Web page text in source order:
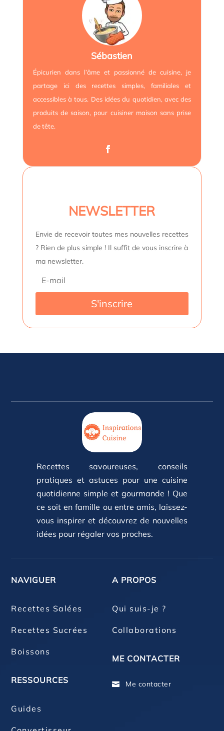
Sébastien
Épicurien dans l’âme et passionné de cuisine, je
partage ici des recettes simples, familiales et
accessibles à tous. Des idées du quotidien, avec des
produits de saison, pour cuisiner maison sans prise
de tête.
NEWSLETTER
Envie de recevoir toutes mes nouvelles recettes
? Rien de plus simple ! Il suffit de vous inscrire à
ma newsletter.
S'inscrire
Recettes savoureuses, conseils
pratiques et astuces pour une cuisine
quotidienne simple et gourmande ! Que
ce soit en famille ou entre amis, laissez-
vous inspirer et découvrez de nouvelles
idées pour régaler vos proches.
NAVIGUER
Recettes Salées
Recettes Sucrées
Boissons
RESSOURCES
Guides
A PROPOS
Qui suis-je ?
Collaborations
ME CONTACTER
 Me contacter